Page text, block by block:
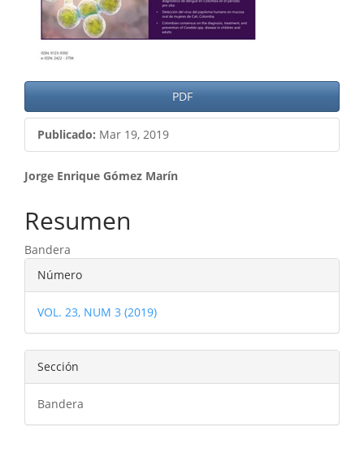
PDF
Publicado: Mar 19, 2019
Contenido
principal
del
artículo
Jorge Enrique Gómez Marín
Resumen
Bandera
Detalles
del
artículo
Número
VOL. 23, NUM 3 (2019)
Sección
Bandera